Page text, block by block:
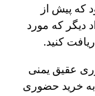
که پیش از
دیگر که مورد
کنید.
عقیق یمنی
به خرید حضوری